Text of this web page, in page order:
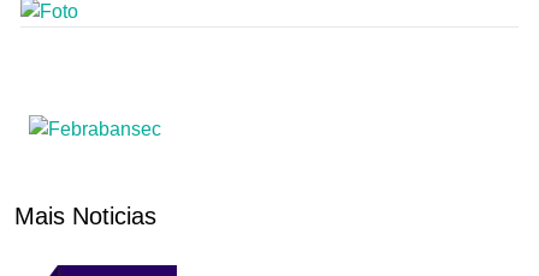
Mais Noticias